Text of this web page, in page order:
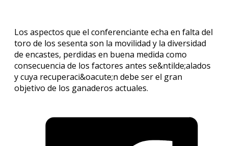
Los aspectos que el conferenciante echa en falta del
toro de los sesenta son la movilidad y la diversidad
de encastes, perdidas en buena medida como
consecuencia de los factores antes se&ntilde;alados
y cuya recuperaci&oacute;n debe ser el gran
objetivo de los ganaderos actuales.